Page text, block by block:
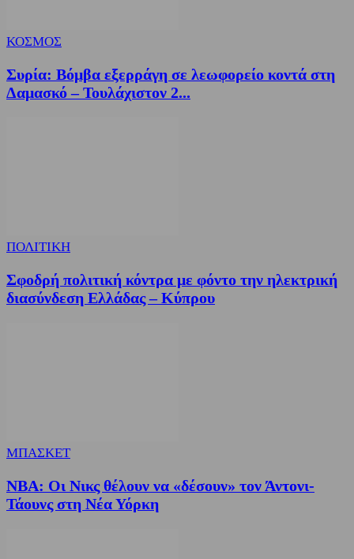
ΚΟΣΜΟΣ
Συρία: Βόμβα εξερράγη σε λεωφορείο κοντά στη
Δαμασκό – Τουλάχιστον 2...
ΠΟΛΙΤΙΚΗ
Σφοδρή πολιτική κόντρα με φόντο την ηλεκτρική
διασύνδεση Ελλάδας – Κύπρου
ΜΠΑΣΚΕΤ
NBA: Οι Νικς θέλουν να «δέσουν» τον Άντονι-
Τάουνς στη Νέα Υόρκη